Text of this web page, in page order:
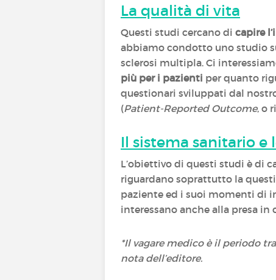
La qualità di vita
Questi studi cercano di capire
abbiamo condotto uno studio
sclerosi multipla. Ci
più per i pazienti per quanto
questionari sviluppati dal
(Patient-Reported Outcome, o
Il sistema sanitario e
L’obiettivo di questi studi è di
riguardano soprattutto la
paziente ed i suoi momenti di
interessano anche alla presa
*Il vagare medico è il periodo
nota dell’editore.